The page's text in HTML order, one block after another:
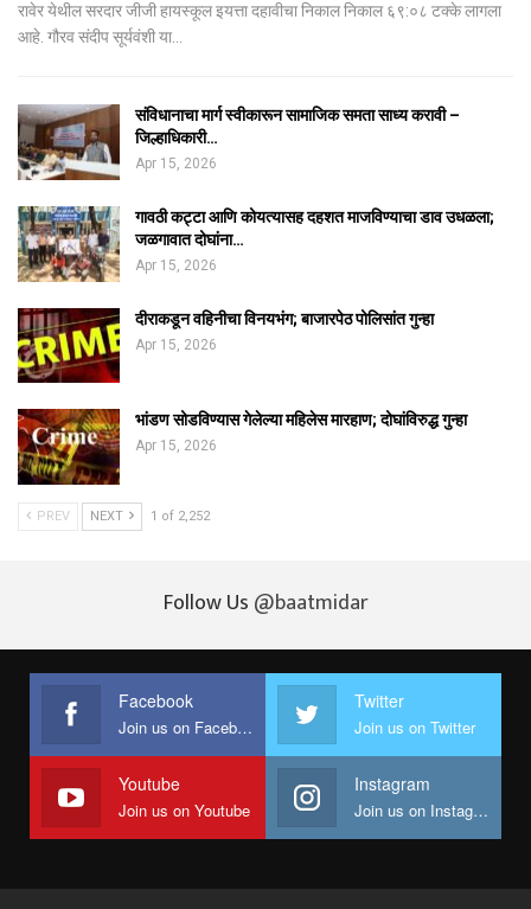
रावेर येथील सरदार जीजी हायस्कूल इयत्ता दहावीचा निकाल निकाल ६९:०८ टक्के लागला
आहे. गौरव संदीप सूर्यवंशी या…
संविधानाचा मार्ग स्वीकारून सामाजिक समता साध्य करावी –
जिल्हाधिकारी…
Apr 15, 2026
गावठी कट्टा आणि कोयत्यासह दहशत माजविण्याचा डाव उधळला;
जळगावात दोघांना…
Apr 15, 2026
दीराकडून वहिनीचा विनयभंग; बाजारपेठ पोलिसांत गुन्हा
Apr 15, 2026
भांडण सोडविण्यास गेलेल्या महिलेस मारहाण; दोघांविरुद्ध गुन्हा
Apr 15, 2026
PREV NEXT 1 of 2,252
Follow Us @baatmidar
Facebook
Join us on Facebook
Twitter
Join us on Twitter
Youtube
Join us on Youtube
Instagram
Join us on Instagram